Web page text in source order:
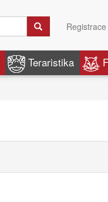
Registrace
Teraristika